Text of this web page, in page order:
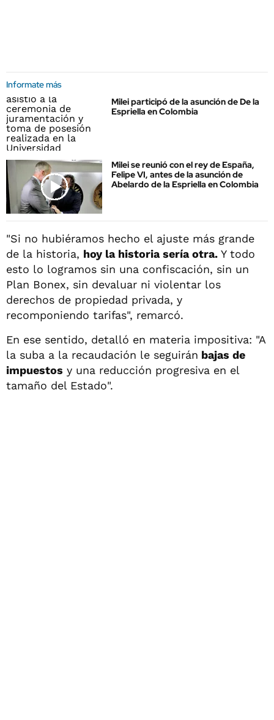
Informate más
Milei participó de la asunción de De la
Espriella en Colombia
Milei se reunió con el rey de España,
Felipe VI, antes de la asunción de
Abelardo de la Espriella en Colombia
"Si no hubiéramos hecho el ajuste más grande
de la historia, hoy la historia sería otra. Y todo
esto lo logramos sin una confiscación, sin un
Plan Bonex, sin devaluar ni violentar los
derechos de propiedad privada, y
recomponiendo tarifas", remarcó.
En ese sentido, detalló en materia impositiva: "A
la suba a la recaudación le seguirán bajas de
impuestos y una reducción progresiva en el
tamaño del Estado".